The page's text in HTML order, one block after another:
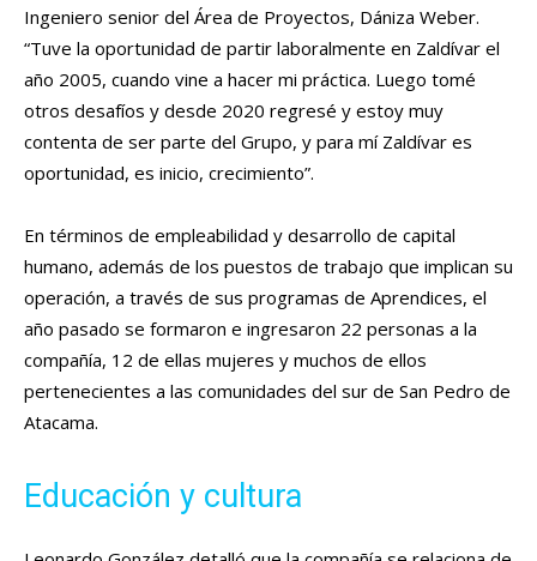
Ingeniero senior del Área de Proyectos, Dániza Weber.
“Tuve la oportunidad de partir laboralmente en Zaldívar el
año 2005, cuando vine a hacer mi práctica. Luego tomé
otros desafíos y desde 2020 regresé y estoy muy
contenta de ser parte del Grupo, y para mí Zaldívar es
oportunidad, es inicio, crecimiento”.
En términos de empleabilidad y desarrollo de capital
humano, además de los puestos de trabajo que implican su
operación, a través de sus programas de Aprendices, el
año pasado se formaron e ingresaron 22 personas a la
compañía, 12 de ellas mujeres y muchos de ellos
pertenecientes a las comunidades del sur de San Pedro de
Atacama.
Educación y cultura